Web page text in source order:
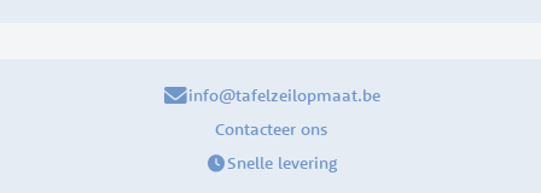
info@tafelzeilopmaat.be
Contacteer ons
Snelle levering